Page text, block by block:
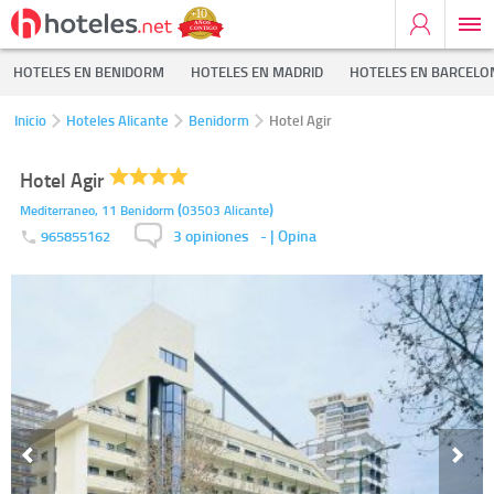
HOTELES EN BENIDORM HOTELES EN MADRID HOTELES EN
Inicio Hoteles Alicante Benidorm Hotel Agir
Hotel Agir
Mediterraneo, 11 Benidorm(03503 Alicante)
965855162 3 opiniones - | Opina